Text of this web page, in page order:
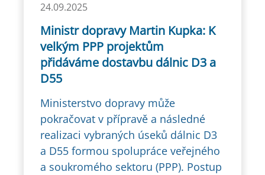
24.09.2025
Ministr dopravy Martin Kupka: K
velkým PPP projektům
přidáváme dostavbu dálnic D3 a
D55
Ministerstvo dopravy může
pokračovat v přípravě a následné
realizaci vybraných úseků dálnic D3
a D55 formou spolupráce veřejného
a soukromého sektoru (PPP). Postup